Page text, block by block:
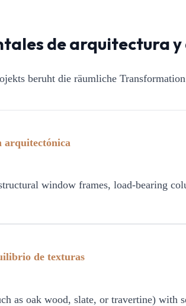
de arquitectura y
beruht die räumliche
arquitectónica
window frames, load-bearing
de texturas
as oak wood, slate, or travertine)